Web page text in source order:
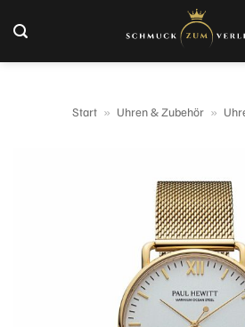
Inhalt
springen
Start » Uhren & Zubehör »